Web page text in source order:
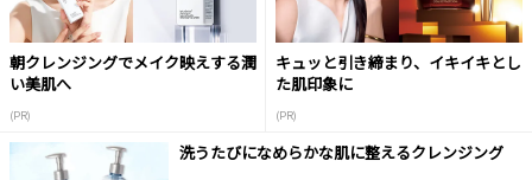
朝クレンジングでメイク映えする潤
い美肌へ
(PR)
キュッと引き締まり、イキイキとし
た肌印象に
(PR)
洗うたびになめらかな肌に整えるクレンジング